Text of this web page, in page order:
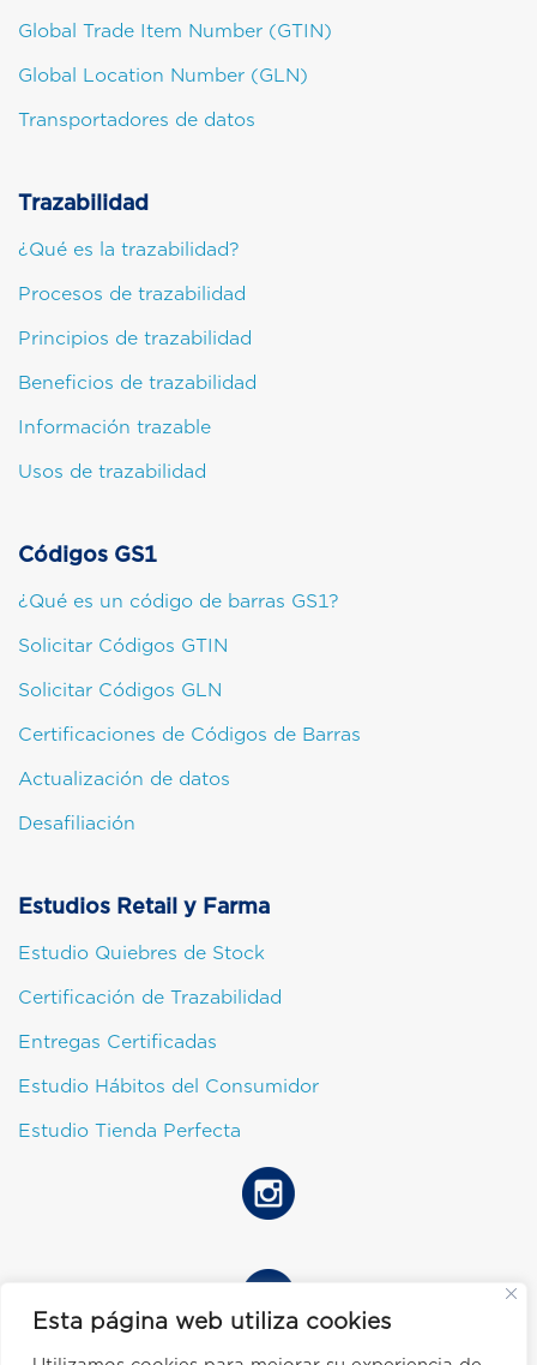
Esta página web utiliza cookies
Global Trade Item Number (GTIN)
Global Location Number (GLN)
Transportadores de datos
Trazabilidad
¿Qué es la trazabilidad?
Procesos de trazabilidad
Principios de trazabilidad
Beneficios de trazabilidad
Información trazable
Usos de trazabilidad
Códigos GS1
¿Qué es un código de barras GS1?
Solicitar Códigos GTIN
Solicitar Códigos GLN
Certificaciones de Códigos de Barras
Actualización de datos
Desafiliación
Estudios Retail y Farma
Estudio Quiebres de Stock
Certificación de Trazabilidad
Entregas Certificadas
Estudio Hábitos del Consumidor
Estudio Tienda Perfecta